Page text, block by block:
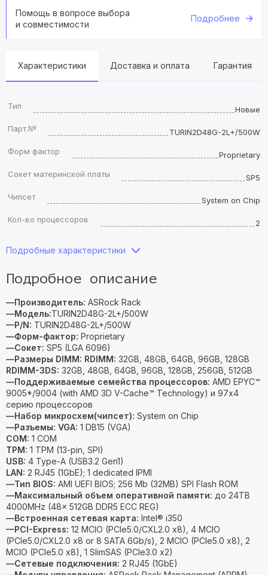
Помощь в вопросе выбора
и совместимости
Подробнее
Характеристики Доставка и оплата Гарантия
Тип
Новые
Парт.№
TURIN2D48G-2L+/500W
Форм фактор
Proprietary
Сокет материнской платы
SP5
Чипсет
System on Chip
Кол-во процессоров
2
Подробные характеристики
Подробное описание
—Производитель: ASRock Rack
—Модель:TURIN2D48G-2L+/500W
—P/N: TURIN2D48G-2L+/500W
—Форм-фактор: Proprietary
—Сокет: SP5 (LGA 6096)
—Размеры DIMM: RDIMM: 32GB, 48GB, 64GB, 96GB, 128GB
RDIMM-3DS: 32GB, 48GB, 64GB, 96GB, 128GB, 256GB, 512GB
—Поддерживаемые семейства процессоров: AMD EPYC™
9005*/9004 (with AMD 3D V-Cache™ Technology) и 97x4
серию процессоров
—Набор микросхем(чипсет): System on Chip
—Разъемы: VGA: 1 DB15 (VGA)
COM: 1 COM
TPM: 1 TPM (13-pin, SPI)
USB: 4 Type-A (USB3.2 Gen1)
LAN: 2 RJ45 (1GbE); 1 dedicated IPMI
—Тип BIOS: AMI UEFI BIOS; 256 Mb (32MB) SPI Flash ROM
—Максимальный объем оперативной памяти: до 24TB
4000MHz (48x 512GB DDR5 ECC REG)
—Встроенная сетевая карта: Intel® i350
—PCI-Express: 12 MCIO (PCIe5.0/CXL2.0 x8), 4 MCIO
(PCIe5.0/CXL2.0 x8 or 8 SATA 6Gb/s), 2 MCIO (PCIe5.0 x8), 2
MCIO (PCIe5.0 x8), 1 SlimSAS (PCIe3.0 x2)
—Сетевые подключения: 2 RJ45 (1GbE)